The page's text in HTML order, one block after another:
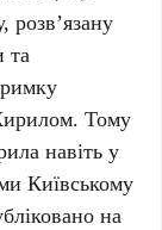
розв’язану
та
Тому
навіть у
Київському
на